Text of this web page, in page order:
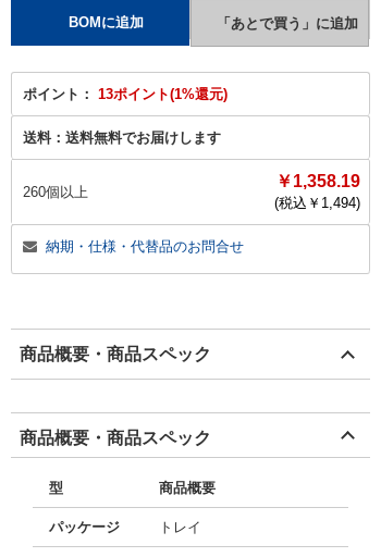
ポイント： 13ポイント(1%還元)
送料： 送料無料でお届けします
260個以上
￥1,358.19
(税込￥ 1,494)
納期・仕様・代替品のお問合せ
商品概要・商品スペック
商品概要・商品スペック
型 商品概要
パッケージ トレイ